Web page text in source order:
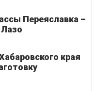
Переяславка –
края